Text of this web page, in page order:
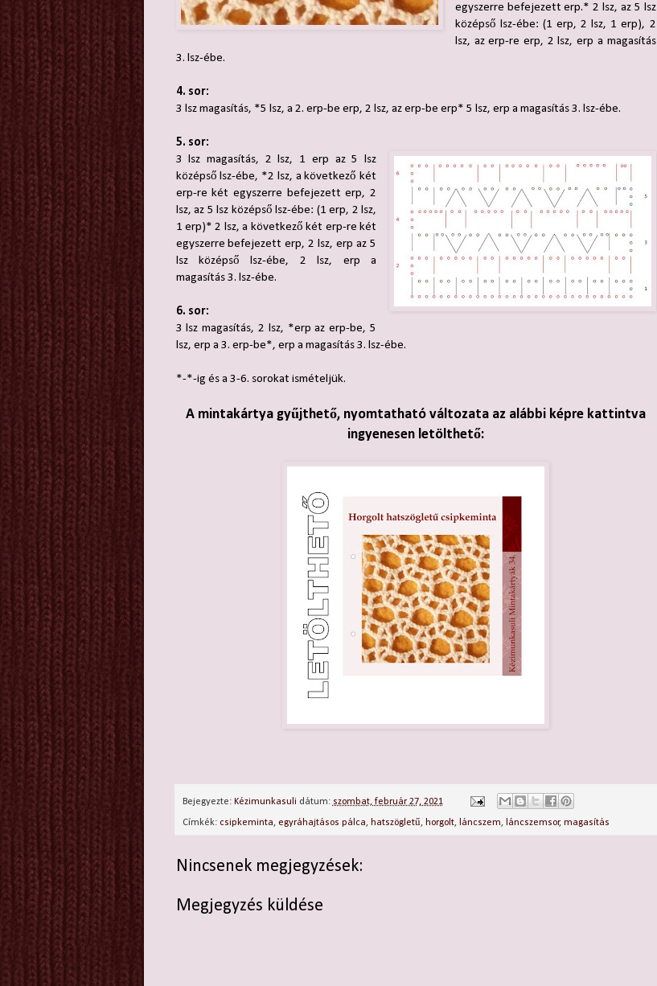
egyszerre befejezett erp.* 2 lsz, az 5 lsz
középső lsz-ébe: (1 erp, 2 lsz, 1 erp), 2
lsz, az erp-re erp, 2 lsz, erp a magasítás
3. lsz-ébe.
4. sor:
3 lsz magasítás, *5 lsz, a 2. erp-be erp, 2 lsz, az erp-be erp* 5 lsz, erp a magasítás 3. lsz-ébe.
5. sor:
3 lsz magasítás, 2 lsz, 1 erp az 5 lsz
középső lsz-ébe, *2 lsz, a következő két
erp-re két egyszerre befejezett erp, 2
lsz, az 5 lsz középső lsz-ébe: (1 erp, 2 lsz,
1 erp)* 2 lsz, a következő két erp-re két
egyszerre befejezett erp, 2 lsz, erp az 5
lsz középső lsz-ébe, 2 lsz, erp a
magasítás 3. lsz-ébe.
6. sor:
3 lsz magasítás, 2 lsz, *erp az erp-be, 5
lsz, erp a 3. erp-be*, erp a magasítás 3. lsz-ébe.
*-*-ig és a 3-6. sorokat ismételjük.
A mintakártya gyűjthető, nyomtatható változata az alábbi képre kattintva
ingyenesen letölthető:
Bejegyezte: Kézimunkasuli dátum: szombat, február 27, 2021
Címkék: csipkeminta, egyráhajtásos pálca, hatszögletű, horgolt, láncszem, láncszemsor, magasítás
Nincsenek megjegyzések:
Megjegyzés küldése